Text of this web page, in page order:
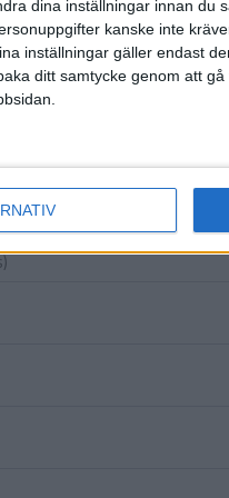
dina inställningar innan du
kanske inte
inställningar gäller endast
ditt samtycke genom att
)
)